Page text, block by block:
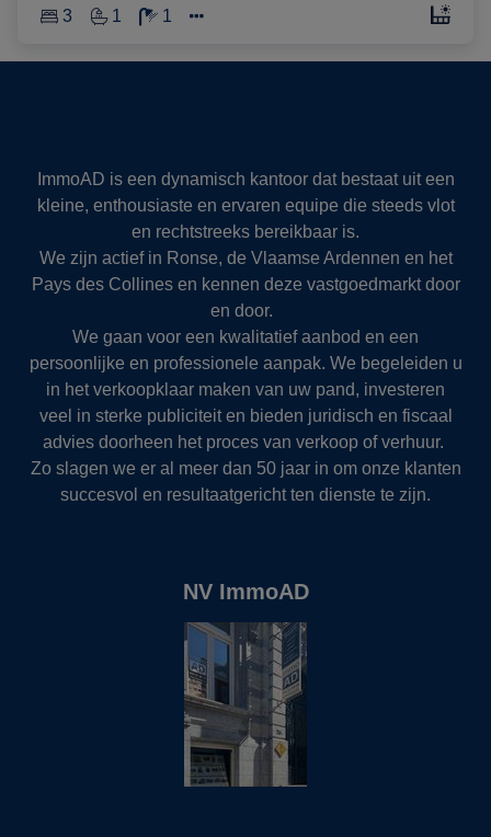
3 1 1
ImmoAD is een dynamisch kantoor dat bestaat uit een
kleine, enthousiaste en ervaren equipe die steeds vlot
en rechtstreeks bereikbaar is.
We zijn actief in Ronse, de Vlaamse Ardennen en het
Pays des Collines en kennen deze vastgoedmarkt door
en door.
We gaan voor een kwalitatief aanbod en een
persoonlijke en professionele aanpak. We begeleiden u
in het verkoopklaar maken van uw pand, investeren
veel in sterke publiciteit en bieden juridisch en fiscaal
advies doorheen het proces van verkoop of verhuur.
Zo slagen we er al meer dan 50 jaar in om onze klanten
succesvol en resultaatgericht ten dienste te zijn.
NV ImmoAD